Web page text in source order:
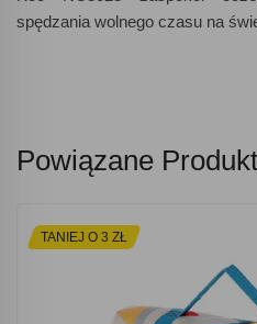
spędzania wolnego czasu na
Powiązane
TANIEJ O 3 ZŁ